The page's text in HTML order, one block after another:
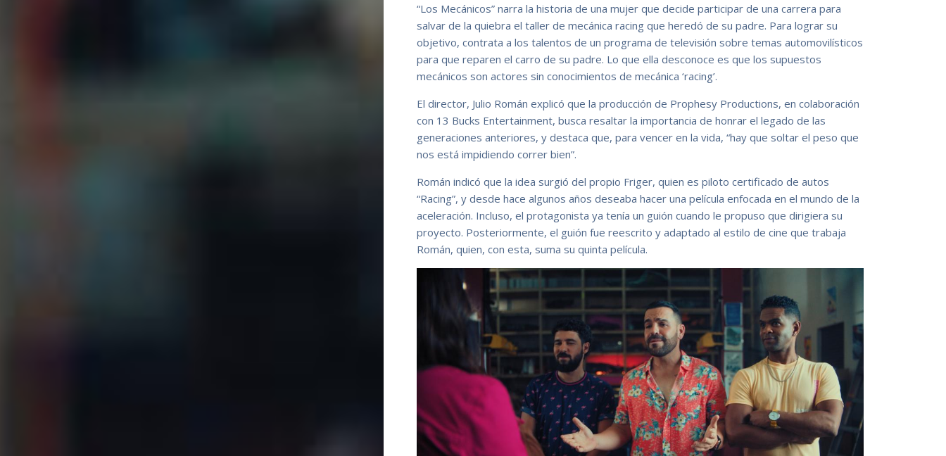
“Los Mecánicos” narra la historia de una mujer que decide participar de una carrera para
salvar de la quiebra el taller de mecánica racing que heredó de su padre. Para lograr su
objetivo, contrata a los talentos de un programa de televisión sobre temas automovilísticos
para que reparen el carro de su padre. Lo que ella desconoce es que los supuestos
mecánicos son actores sin conocimientos de mecánica ‘racing’.
El director, Julio Román explicó que la producción de Prophesy Productions, en colaboración
con 13 Bucks Entertainment, busca resaltar la importancia de honrar el legado de las
generaciones anteriores, y destaca que, para vencer en la vida, “hay que soltar el peso que
nos está impidiendo correr bien”.
Román indicó que la idea surgió del propio Friger, quien es piloto certificado de autos
“Racing”, y desde hace algunos años deseaba hacer una película enfocada en el mundo de la
aceleración. Incluso, el protagonista ya tenía un guión cuando le propuso que dirigiera su
proyecto. Posteriormente, el guión fue reescrito y adaptado al estilo de cine que trabaja
Román, quien, con esta, suma su quinta película.